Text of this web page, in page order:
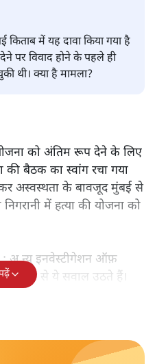
किताब में यह दावा किया गया है
पर विवाद होने के पहले ही
थी। क्या है मामला?
योजना को अंतिम रूप देने के लिए
की बैठक का स्वांग रचा गया
अस्वस्थता के बावजूद मुंबई से
में हत्या की योजना को
: अ न्यू इनवेस्टीगेशन ऑफ़
किताब से ये सवाल उठते हैं।